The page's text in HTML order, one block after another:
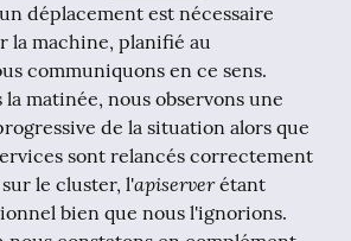
déplacement est nécessaire
la machine, planifié au
communiquons en ce sens.
matinée, nous observons une
de la situation alors que
sont relancés correctement
le cluster, l'apiserverétant
bien que nous l'ignorions.